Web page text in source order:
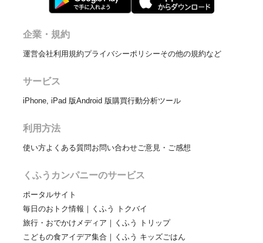
企業・規約
運営会社利用規約プライバシーポリシーその他の規約など
サービス
iPhone, iPad 版Android 版購買行動分析ツール
利用方法
使い方よくある質問お問い合わせご意見・ご感想
くふうカンパニーのサービス
ポータルサイト
毎日のおトク情報｜くふう トクバイ
旅行・おでかけメディア｜くふう トリップ
こどもの食アイデア集合｜くふう キッズごはん